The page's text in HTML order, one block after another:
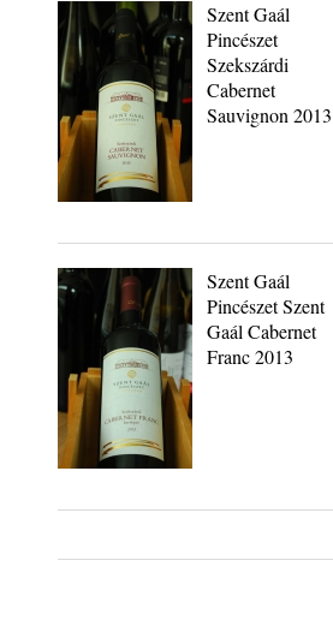
Szent Gaál
Pincészet
Szekszárdi
Cabernet
Sauvignon 2013
Szent Gaál
Pincészet Szent
Gaál Cabernet
Franc 2013